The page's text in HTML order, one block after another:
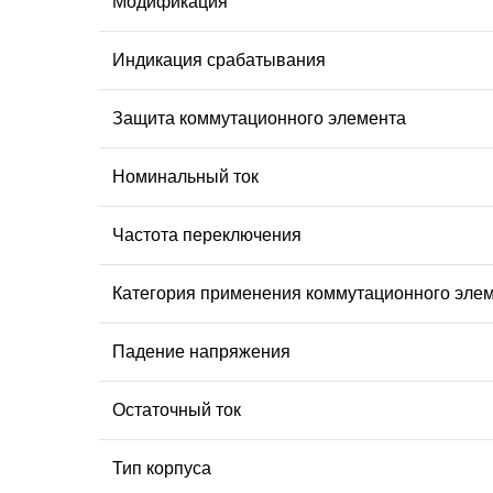
Индикация срабатывания
Защита коммутационного элемента
Номинальный ток
Частота переключения
Категория применения коммутационного
Падение напряжения
Остаточный ток
Тип корпуса